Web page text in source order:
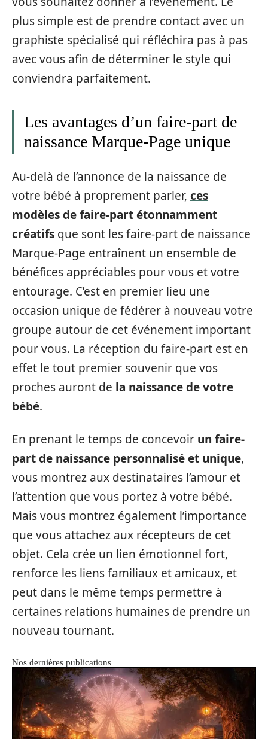
plus simple est de prendre contact avec un
graphiste spécialisé qui réfléchira pas à pas
avec vous afin de déterminer le style qui
conviendra parfaitement.
Les avantages d’un faire-part de
naissance Marque-Page unique
Au-delà de l’annonce de la naissance de
votre bébé à proprement parler, ces
modèles de faire-part étonnamment
créatifs que sont les faire-part de naissance
Marque-Page entraînent un ensemble de
bénéfices appréciables pour vous et votre
entourage. C’est en premier lieu une
occasion unique de fédérer à nouveau votre
groupe autour de cet événement important
pour vous. La réception du faire-part est en
effet le tout premier souvenir que vos
proches auront de la naissance de votre
bébé.
En prenant le temps de concevoir un faire-
part de naissance personnalisé et unique,
vous montrez aux destinataires l’amour et
l’attention que vous portez à votre bébé.
Mais vous montrez également l’importance
que vous attachez aux récepteurs de cet
objet. Cela crée un lien émotionnel fort,
renforce les liens familiaux et amicaux, et
peut dans le même temps permettre à
certaines relations humaines de prendre un
nouveau tournant.
Nos dernières publications